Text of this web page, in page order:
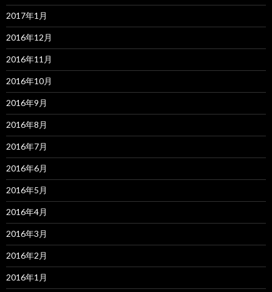
2017年1月
2016年12月
2016年11月
2016年10月
2016年9月
2016年8月
2016年7月
2016年6月
2016年5月
2016年4月
2016年3月
2016年2月
2016年1月